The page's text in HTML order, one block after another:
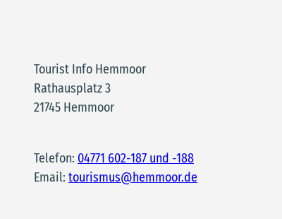
Tourist Info Hemmoor
Rathausplatz 3
21745 Hemmoor
Telefon: 04771 602-187 und -188
Email: tourismus@hemmoor.de